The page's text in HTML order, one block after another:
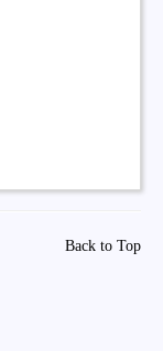
Back to Top